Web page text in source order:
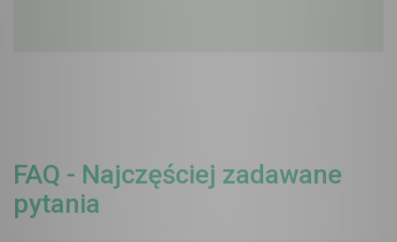
FAQ - Najczęściej zadawane
pytania